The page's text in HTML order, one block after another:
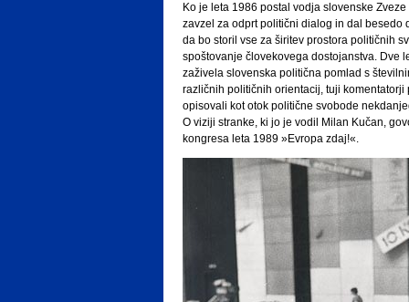
Ko je leta 1986 postal vodja slovenske
zavzel za odprt politični dialog in dal besedo
da bo storil vse za širitev prostora političnih
spoštovanje človekovega dostojanstva. Dve
zaživela slovenska politična pomlad s
različnih političnih orientacij, tuji komentatorji
opisovali kot otok politične svobode
O viziji stranke, ki jo je vodil Milan Kučan,
kongresa leta 1989 »Evropa zdaj!«.